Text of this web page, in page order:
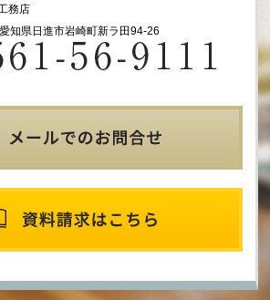
・利用する目的は，以下のとおりです。
の登録情報の閲覧や修正，利用状況の閲覧
に，氏名，住所，連絡先，支払方法などの
サービスや購入された商品，およびそれら
らせや連絡をするためにメールアドレスを
ーに商品を送付したり必要に応じて連絡し
住所などの連絡先情報を利用する目的
を請求するために，購入された商品名や数
クレジットカード番号などの支払に関する
にデータを入力できるようにするために，
務店
県日進市岩崎町新ラ田94-26